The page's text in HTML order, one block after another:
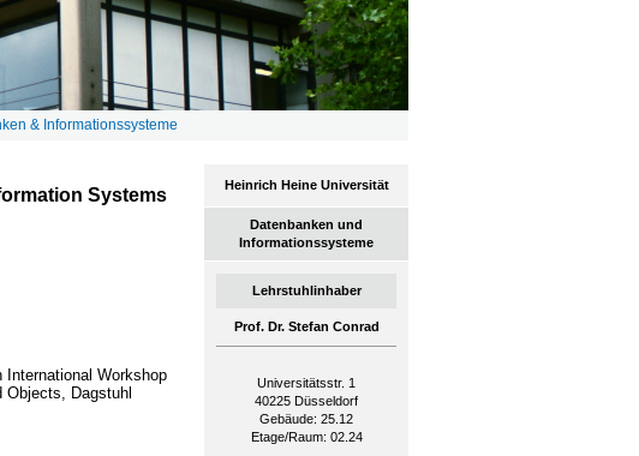
& Informationssysteme
Systems
International Workshop
Objects, Dagstuhl
Heinrich Heine Universität
Datenbanken und
Informationssysteme
Lehrstuhlinhaber
Prof. Dr. Stefan Conrad
Universitätsstr. 1
40225 Düsseldorf
Gebäude: 25.12
Etage/Raum: 02.24